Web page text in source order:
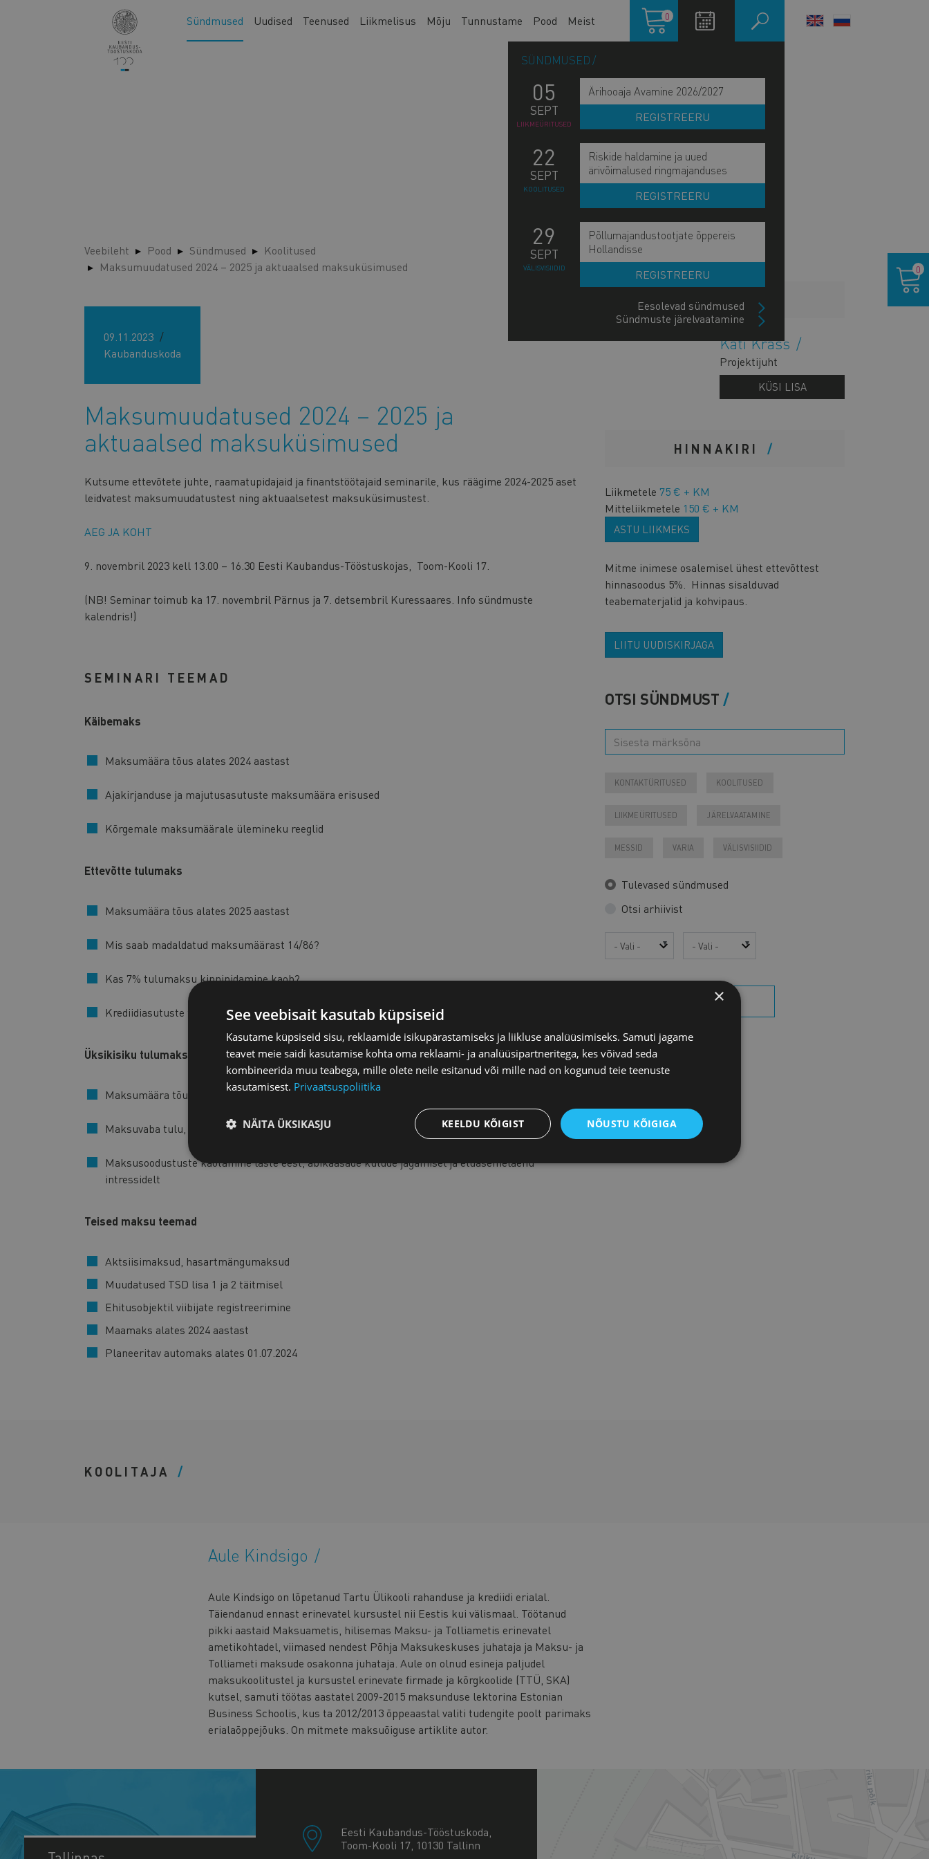
Main
navigation
Sündmused Uudised Teenused Liikmelisus Mõju Tunnustame Pood Meist
Ostukorv
0
SÜNDMUSED
05
SEPT
LIIKMEÜRITUSED
Ärihooaja Avamine 2026/2027
REGISTREERU
22
SEPT
KOOLITUSED
Riskide haldamine ja uued
ärivõimalused ringmajanduses
REGISTREERU
29
SEPT
VÄLISVISIIDID
Põllumajandustootjate õppereis
Hollandisse
REGISTREERU
Eesolevad sündmused
Sündmuste järelvaatamine
LANGUAGE
Veebileht Pood Sündmused
Koolitused
Maksumuudatused 2024 – 2025 ja aktuaalsed maksuküsimused
09.11.2023
Kaubanduskoda
Maksumuudatused 2024 – 2025 ja
aktuaalsed maksuküsimused
Kutsume ettevõtete juhte, raamatupidajaid ja finantstöötajaid seminarile, kus räägime 2024-2025 aset
leidvatest maksumuudatustest ning aktuaalsetest maksuküsimustest.
AEG JA KOHT
9. novembril 2023 kell 13.00 – 16.30 Eesti Kaubandus-Tööstuskojas, Toom-Kooli 17.
(NB! Seminar toimub ka 17. novembril Pärnus ja 7. detsembril Kuressaares. Info sündmuste
kalendris!)
SEMINARI TEEMAD
Käibemaks
Maksumäära tõus alates 2024 aastast
Ajakirjanduse ja majutusasutuste maksumäära erisused
Kõrgemale maksumäärale ülemineku reeglid
Ettevõtte tulumaks
Maksumäära tõus alates 2025 aastast
Mis saab madaldatud maksumäärast 14/86?
Kas 7% tulumaksu kinnipidamine kaob?
Krediidiasutuste tulumaksu erisused
Üksikisiku tulumaks
Maksumäära tõus alates 2025 aastast
Maksuvaba tulu, sh. pensioniealiste maksuvaba tulu
Maksusoodustuste kaotamine laste eest, abikaasade kulude jagamisel ja eluasemelaenu
intressidelt
Teised maksu teemad
Aktsiisimaksud, hasartmängumaksud
Muudatused TSD lisa 1 ja 2 täitmisel
Ehitusobjektil viibijate registreerimine
Maamaks alates 2024 aastast
Planeeritav automaks alates 01.07.2024
0
LISAINFO
Kati Krass
Projektijuht
KÜSI LISA
HINNAKIRI
Liikmetele 75 € + KM
Mitteliikmetele 150 € + KM
ASTU LIIKMEKS
Mitme inimese osalemisel ühest ettevõttest
hinnasoodus 5%. Hinnas sisalduvad
teabematerjalid ja kohvipaus.
LIITU UUDISKIRJAGA
OTSI SÜNDMUST
KONTAKTÜRITUSED KOOLITUSED
LIIKMEÜRITUSED JÄRELVAATAMINE
MESSID VARIA VÄLISVISIIDID
Tulevased sündmused
Otsi arhiivist
Aasta Kuu
OTSI SÜNDMUSI
KOOLITAJA
Aule Kindsigo
Aule Kindsigo on lõpetanud Tartu Ülikooli rahanduse ja krediidi erialal.
Täiendanud ennast erinevatel kursustel nii Eestis kui välismaal. Töötanud
pikki aastaid Maksuametis, hilisemas Maksu- ja Tolliametis erinevatel
ametikohtadel, viimased nendest Põhja Maksukeskuses juhataja ja Maksu- ja
Tolliameti maksude osakonna juhataja. Aule on olnud esineja paljudel
maksukoolitustel ja kursustel erinevate firmade ja kõrgkoolide (TTÜ, SKA)
kutsel, samuti töötas aastatel 2009-2015 maksunduse lektorina Estonian
Business Schoolis, kus ta 2012/2013 õppeaastal valiti tudengite poolt parimaks
erialaõppejõuks. On mitmete maksuõiguse artiklite autor.
Eesti Kaubandus-Tööstuskoda,
Toom-Kooli 17, 10130 Tallinn
×
See veebisait kasutab küpsiseid
Kasutame küpsiseid sisu, reklaamide isikupärastamiseks ja liikluse analüüsimiseks. Samuti jagame
teavet meie saidi kasutamise kohta oma reklaami- ja analüüsipartneritega, kes võivad seda
kombineerida muu teabega, mille olete neile esitanud või mille nad on kogunud teie teenuste
kasutamisest. Privaatsuspoliitika
NÕUSTU KÕIGIGA
KEELDU KÕIGIST
NÄITA ÜKSIKASJU